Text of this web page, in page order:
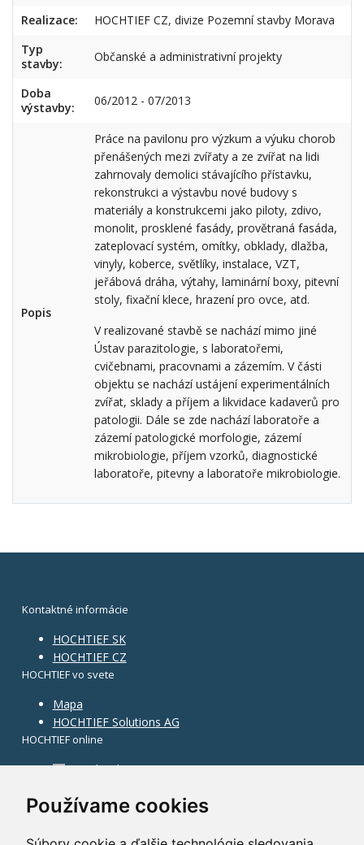
Používame cookies
Realizace:
HOCHTIEF CZ, divize Pozemní stavby Morava
Typ
stavby:
Občanské a administrativní projekty
Doba
výstavby:
06/2012 - 07/2013
Popis
Práce na pavilonu pro výzkum a výuku chorob
přenášených mezi zvířaty a ze zvířat na lidi
zahrnovaly demolici stávajícího přístavku,
rekonstrukci a výstavbu nové budovy s
materiály a konstrukcemi jako piloty, zdivo,
monolit, prosklené fasády, provětraná fasáda,
zateplovací systém, omítky, obklady, dlažba,
vinyly, koberce, světlíky, instalace, VZT,
jeřábová dráha, výtahy, laminární boxy, pitevní
stoly, fixační klece, hrazení pro ovce, atd.
V realizované stavbě se nachází mimo jiné
Ústav parazitologie, s laboratořemi,
cvičebnami, pracovnami a zázemím. V části
objektu se nachází ustájení experimentálních
zvířat, sklady a příjem a likvidace kadaverů pro
patologii. Dále se zde nachází laboratoře a
zázemí patologické morfologie, zázemí
mikrobiologie, příjem vzorků, diagnostické
laboratoře, pitevny a laboratoře mikrobiologie.
Kontaktné informácie
HOCHTIEF SK
HOCHTIEF CZ
HOCHTIEF vo svete
Mapa
HOCHTIEF Solutions AG
HOCHTIEF online
Facebook